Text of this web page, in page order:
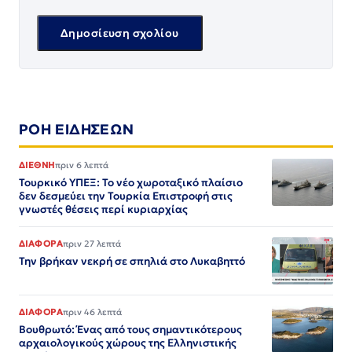
ΡΟΗ ΕΙΔΗΣΕΩΝ
ΔΙΕΘΝΗπριν 6 λεπτά
Τουρκικό ΥΠΕΞ: Το νέο χωροταξικό πλαίσιο
δεν δεσμεύει την Τουρκία Επιστροφή στις
γνωστές θέσεις περί κυριαρχίας
ΔΙΑΦΟΡΑπριν 27 λεπτά
Την βρήκαν νεκρή σε σπηλιά στο Λυκαβηττό
ΔΙΑΦΟΡΑπριν 46 λεπτά
Βουθρωτό: Ένας από τους σημαντικότερους
αρχαιολογικούς χώρους της Ελληνιστικής